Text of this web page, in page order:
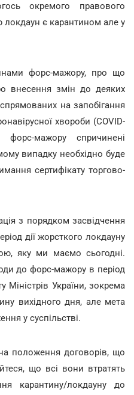
окремого правового
є карантином але у
форс-мажору, про що
внесення змін до деяких
на запобігання
хвороби (COVID-
мажору спричинені
випадку необхідно буде
сертифікату торгово-
з порядком засвідчення
дії жорсткого локдауну
яку ми маємо сьогодні.
до форс-мажору в період
Міністрів України, зокрема
вихідного дня, але мета
у суспільстві.
положення договорів, що
що всі вони втратять
карантину/локдауну до